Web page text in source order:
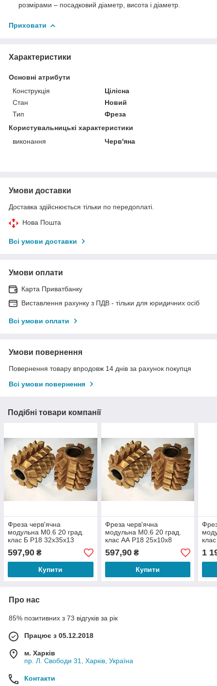
розмірами – посадковий діаметр, висота і діаметр.
Приховати
Характеристики
Основні атрибути
Конструкція
Цілісна
Стан
Новий
Тип
Фреза
Користувальницькі характеристики
виконання
Черв'яна
Умови доставки
Доставка здійснюється тільки по передоплаті.
Нова Пошта
Всі умови доставки
Умови оплати
Карта Приватбанку
Виставлення рахунку з ПДВ - тільки для юридичних осіб
Всі умови оплати
Умови повернення
Повернення товару впродовж 14 днів за рахунок покупця
Всі умови повернення
Подібні товари компанії
Фреза черв'ячна
модульна М0.6 20 град.
клас Б Р18 32х35х13
597,90 ₴
Купити
Фреза черв'ячна
модульна М0.6 20 град.
клас АА Р18 25х10х8
597,90₴
Купити
1
Про нас
85% позитивних з 73 відгуків за рік
Працює з 05.12.2018
м. Харків
пр. Л. Свободи 31, Харків, Україна
Контакти